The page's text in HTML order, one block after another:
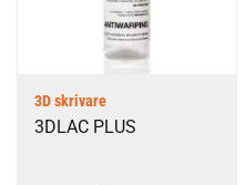
3D skrivare
3DLAC PLUS